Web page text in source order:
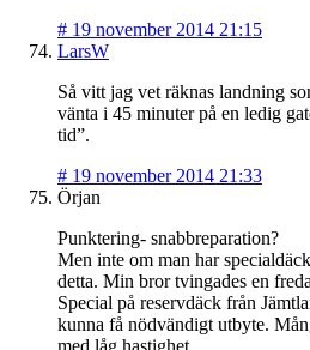
# 19 november 2014 21:15
LarsW
Så vitt jag vet räknas landning
vänta i 45 minuter på en ledig
tid”.
# 19 november 2014 21:33
Örjan
Punktering- snabbreparation?
Men inte om man har
detta. Min bror tvingades en
Special på reservdäck från
kunna få nödvändigt utbyte.
med låg hastighet.